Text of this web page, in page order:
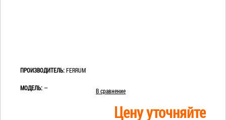
ПРОИЗВОДИТЕЛЬ: FERRUM
МОДЕЛЬ: — В сравнение
Цену уточняйте